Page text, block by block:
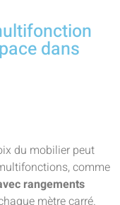
dans
du mobilier peut
comme
rangements
mètre carré.